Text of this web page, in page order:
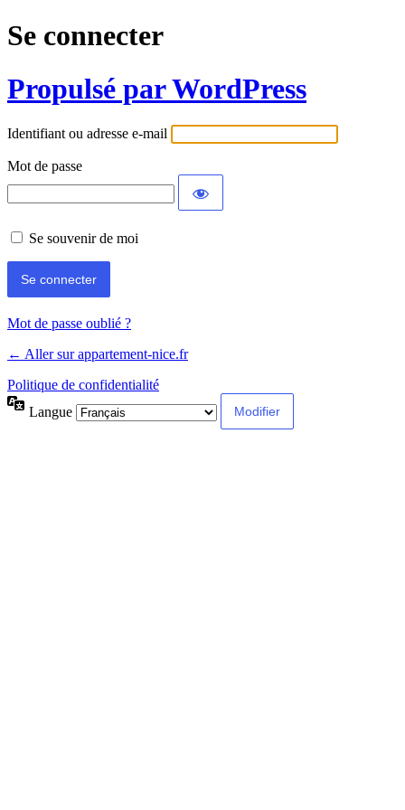
Se connecter
Propulsé par WordPress
Identifiant ou adresse e-mail
Mot de passe
Se souvenir de moi
Mot de passe oublié ?
← Aller sur appartement-nice.fr
Politique de confidentialité
Langue